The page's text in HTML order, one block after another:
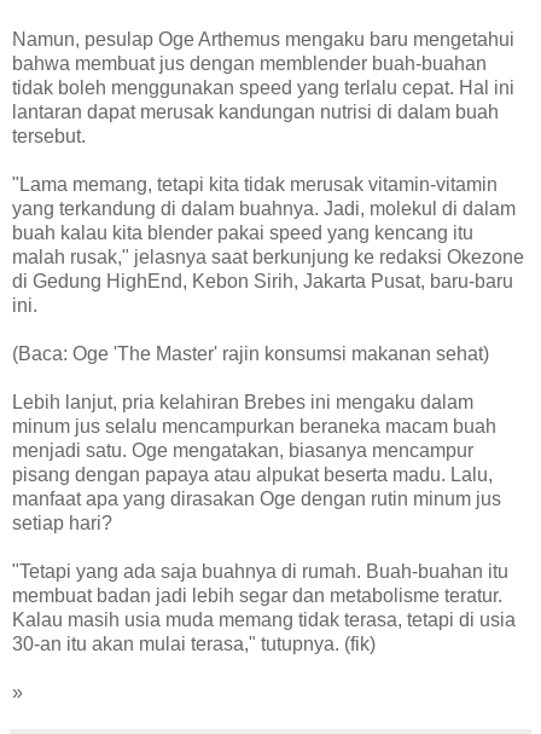
Namun, pesulap Oge Arthemus mengaku baru mengetahui
bahwa membuat jus dengan memblender buah-buahan
tidak boleh menggunakan speed yang terlalu cepat. Hal ini
lantaran dapat merusak kandungan nutrisi di dalam buah
tersebut.
"Lama memang, tetapi kita tidak merusak vitamin-vitamin
yang terkandung di dalam buahnya. Jadi, molekul di dalam
buah kalau kita blender pakai speed yang kencang itu
malah rusak," jelasnya saat berkunjung ke redaksi Okezone
di Gedung HighEnd, Kebon Sirih, Jakarta Pusat, baru-baru
ini.
(Baca: Oge 'The Master' rajin konsumsi makanan sehat)
Lebih lanjut, pria kelahiran Brebes ini mengaku dalam
minum jus selalu mencampurkan beraneka macam buah
menjadi satu. Oge mengatakan, biasanya mencampur
pisang dengan papaya atau alpukat beserta madu. Lalu,
manfaat apa yang dirasakan Oge dengan rutin minum jus
setiap hari?
"Tetapi yang ada saja buahnya di rumah. Buah-buahan itu
membuat badan jadi lebih segar dan metabolisme teratur.
Kalau masih usia muda memang tidak terasa, tetapi di usia
30-an itu akan mulai terasa," tutupnya. (fik)
»